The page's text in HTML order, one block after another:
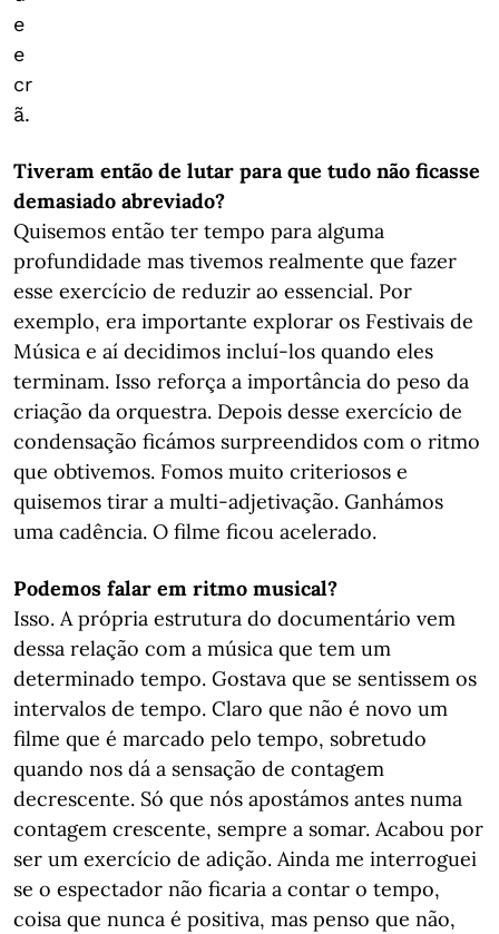
e
e
cr
ã.
Tiveram então de lutar para que tudo não ficasse
demasiado abreviado?
Quisemos então ter tempo para alguma
profundidade mas tivemos realmente que fazer
esse exercício de reduzir ao essencial. Por
exemplo, era importante explorar os Festivais de
Música e aí decidimos incluí-los quando eles
terminam. Isso reforça a importância do peso da
criação da orquestra. Depois desse exercício de
condensação ficámos surpreendidos com o ritmo
que obtivemos. Fomos muito criteriosos e
quisemos tirar a multi-adjetivação. Ganhámos
uma cadência. O filme ficou acelerado.
Podemos falar em ritmo musical?
Isso. A própria estrutura do documentário vem
dessa relação com a música que tem um
determinado tempo. Gostava que se sentissem os
intervalos de tempo. Claro que não é novo um
filme que é marcado pelo tempo, sobretudo
quando nos dá a sensação de contagem
decrescente. Só que nós apostámos antes numa
contagem crescente, sempre a somar. Acabou por
ser um exercício de adição. Ainda me interroguei
se o espectador não ficaria a contar o tempo,
coisa que nunca é positiva, mas penso que não,